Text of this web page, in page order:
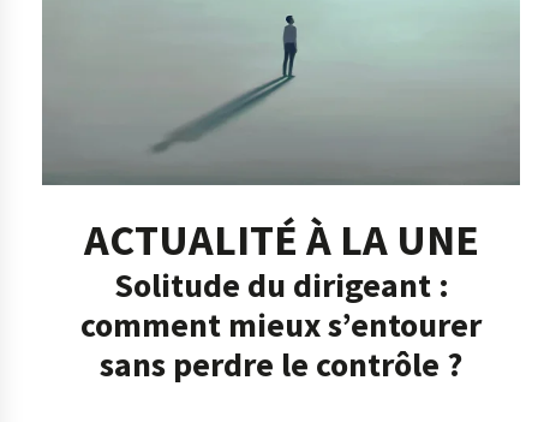
ACTUALITÉ À LA UNE
Solitude du dirigeant :
comment mieux s’entourer
sans perdre le contrôle ?